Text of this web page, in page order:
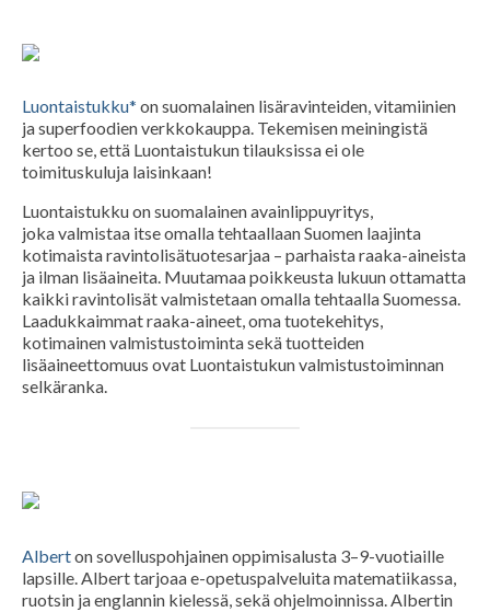
Luontaistukku* on suomalainen lisäravinteiden, vitamiinien
ja superfoodien verkkokauppa. Tekemisen meiningistä
kertoo se, että Luontaistukun tilauksissa ei ole
toimituskuluja laisinkaan!
Luontaistukku on suomalainen avainlippuyritys,
joka valmistaa itse omalla tehtaallaan Suomen laajinta
kotimaista ravintolisätuotesarjaa – parhaista raaka-aineista
ja ilman lisäaineita. Muutamaa poikkeusta lukuun ottamatta
kaikki ravintolisät valmistetaan omalla tehtaalla Suomessa.
Laadukkaimmat raaka-aineet, oma tuotekehitys,
kotimainen valmistustoiminta sekä tuotteiden
lisäaineettomuus ovat Luontaistukun valmistustoiminnan
selkäranka.
Alberton sovelluspohjainen oppimisalusta 3–9-vuotiaille
lapsille. Albert tarjoaa e-opetuspalveluita matematiikassa,
ruotsin ja englannin kielessä, sekä ohjelmoinnissa. Albertin